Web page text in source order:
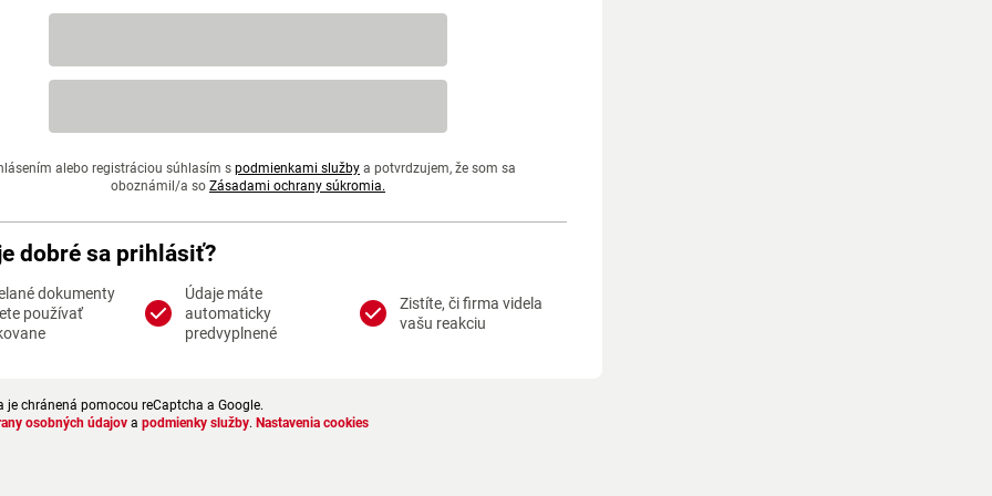
alebo registráciou súhlasím s podmienkami služby a potvrdzujem, že som sa
oboznámil/a so Zásadami ochrany súkromia.
dobré sa prihlásiť?
dokumenty
používať
Údaje máte
automaticky
predvyplnené
Zistíte, či firma videla
vašu reakciu
je chránená pomocou reCaptcha a Google.
osobných údajov a podmienky služby. Nastavenia cookies